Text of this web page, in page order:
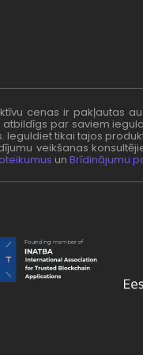
cenas ir pakļautas
par saviem
tikai tajos
veikšanas
un Brīdinājumu